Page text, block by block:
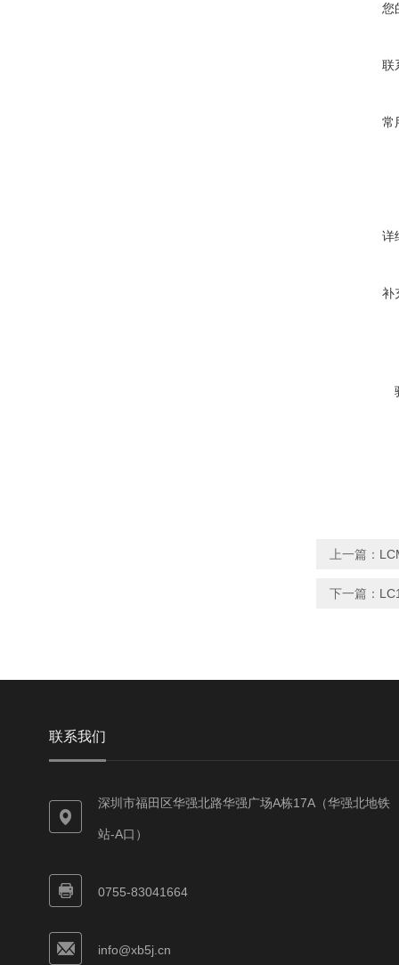
您
联
常
详
补
上一篇：
下一篇：
联系我们
深圳市福田区华强北路华强广场A栋17A（华强北地铁
站-A口）
0755-83041664
info@xb5j.cn